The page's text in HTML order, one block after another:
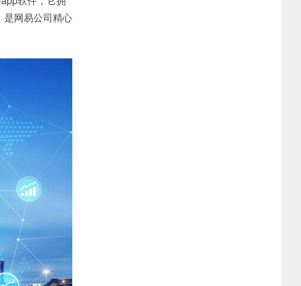
是网易公司精心